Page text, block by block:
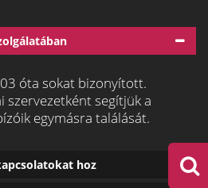
óta sokat bizonyított.
szervezetként segítjük a
egymásra találását.
hoz